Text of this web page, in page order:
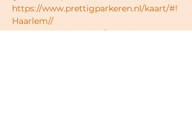
https://www.prettigparkeren.nl/kaart/#!
Haarlem//
Je kunt hier het adres/straat invoeren